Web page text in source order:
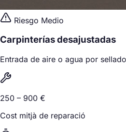
Riesgo Medio
Carpinterías desajustadas
Entrada de aire o agua por
250 – 900 €
Cost mitjà de reparació